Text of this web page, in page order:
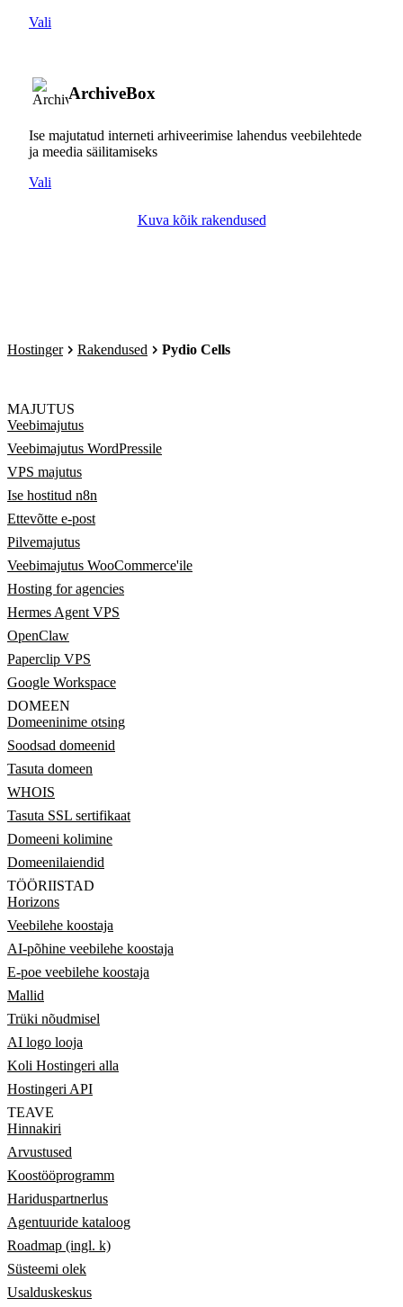
Vali
ArchiveBox
Ise majutatud interneti arhiveerimise lahendus veebilehtede
ja meedia säilitamiseks
Vali
Kuva kõik rakendused
Hostinger Rakendused Pydio Cells
MAJUTUS
Veebimajutus
Veebimajutus WordPressile
VPS majutus
Ise hostitud n8n
Ettevõtte e-post
Pilvemajutus
Veebimajutus WooCommerce'ile
Hosting for agencies
Hermes Agent VPS
OpenClaw
Paperclip VPS
Google Workspace
DOMEEN
Domeeninime otsing
Soodsad domeenid
Tasuta domeen
WHOIS
Tasuta SSL sertifikaat
Domeeni kolimine
Domeenilaiendid
TÖÖRIISTAD
Horizons
Veebilehe koostaja
AI-põhine veebilehe koostaja
E-poe veebilehe koostaja
Mallid
Trüki nõudmisel
AI logo looja
Koli Hostingeri alla
Hostingeri API
TEAVE
Hinnakiri
Arvustused
Koostööprogramm
Hariduspartnerlus
Agentuuride kataloog
Roadmap (ingl. k)
Süsteemi olek
Usalduskeskus